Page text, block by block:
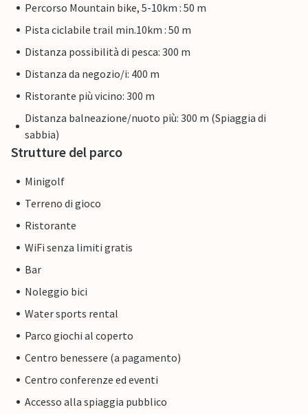
Percorso Mountain bike, 5-10km : 50 m
Pista ciclabile trail min.10km : 50 m
Distanza possibilità di pesca: 300 m
Distanza da negozio/i: 400 m
Ristorante più vicino: 300 m
Distanza balneazione/nuoto più: 300 m (Spiaggia di
sabbia)
Strutture del parco
Minigolf
Terreno di gioco
Ristorante
WiFi senza limiti gratis
Bar
Noleggio bici
Water sports rental
Parco giochi al coperto
Centro benessere (a pagamento)
Centro conferenze ed eventi
Accesso alla spiaggia pubblico